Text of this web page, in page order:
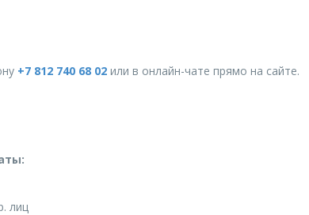
+7 812 740 68 02 или в онлайн-чате прямо на сайте.
лиц